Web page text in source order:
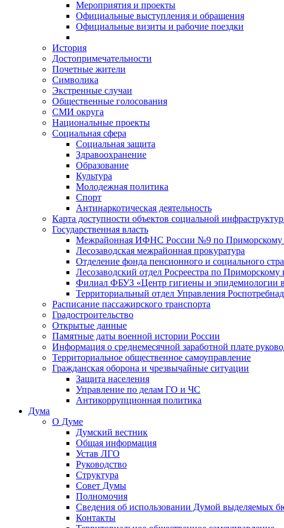
Мероприятия и проекты
Официальные выступления и обращения
Официальные визиты и рабочие поездки
История
Достопримечательности
Почетные жители
Символика
Экстренные случаи
Общественные голосования
СМИ округа
Национальные проекты
Социальная сфера
Социальная защита
Здравоохранение
Образование
Культура
Молодежная политика
Спорт
Антинаркотическая деятельность
Карта доступности объектов социальной
Государственная власть
Межрайонная ИФНС России №9 по Приморскому
Лесозаводская межрайонная прокуратура
Отделение фонда пенсионного и социального
Лесозаводский отдел Росреестра по Приморскому
Филиал ФБУЗ «Центр гигиены и эпидемиологии в
Территориальный отдел Управления
Расписание пассажирского транспорта
Градостроительство
Открытые данные
Памятные даты военной истории России
Информация о среднемесячной заработной плате
Территориальное общественное самоуправление
Гражданская оборона и чрезвычайные ситуации
Защита населения
Управление по делам ГО и ЧС
Антикоррупционная политика
Дума
О Думе
Думский вестник
Общая информация
Устав ЛГО
Руководство
Структура
Совет Думы
Полномочия
Сведения об использовании Думой выделяемых
Контакты